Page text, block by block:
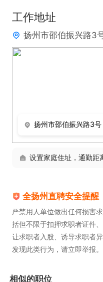
细致严谨的工作态度和
3.熟悉财务、税务相关
4.精通财务软件及
1.公司实行每周五日40
节假日，如因工作需
2.公司职工薪资由工资
3.端午、中秋、春节等
工作地址
扬州市邵伯振兴路3
扬州市邵伯振兴路3号
设置家庭住址，通勤距
全扬州直聘安全提醒
严禁用人单位做出任何损害
括但不限于扣押求职者证件
让求职者入股、诱导求职者
发现此类行为，请立即举报。
相似的职位